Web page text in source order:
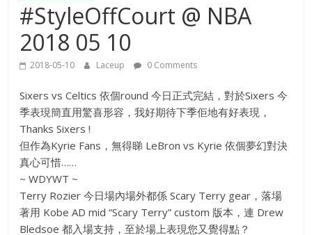
#StyleOffCourt @ NBA
2018 05 10
2018-05-10 Laceup 0 Comments
Sixers vs Celtics 依個round 今日正式完結，對於Sixers 今
季表現簡直用驚喜形容，我好期待下季佢地有好表現，
Thanks Sixers !
但作為Kyrie Fans，無得睇 LeBron vs Kyrie 依個夢幻對決
真心可惜……
~ WDYWT ~
Terry Rozier 今日場內場外都係 Scary Terry gear，落場
著用 Kobe AD mid “Scary Terry” custom 版本，連 Drew
Bledsoe 都入場支持，至於場上表現您又覺得點？